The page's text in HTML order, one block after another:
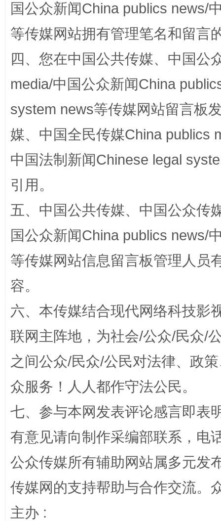
招工难、用工荒背后
网上购药对药下症？
这是一记警钟！
国公众新闻China publics news/
等传媒网站拥有管理笔名和留言
四、您在中国公共传媒、中国公
media/中国公众新闻China
system news等传媒网站留言板
媒、中国全民传媒China publics
中国法制新闻Chinese legal
引用。
五、中国公共传媒、中国公众传
国公众新闻China publics news/
等传媒网站信息留言板管理人员
容。
六、本传媒结合现代网络科技影
联网主阵地，为社会/公众/民众/
之间公众/民众/公民对法律、政
众服务！人人都作守法公民。
七、参与本网发表评论感言即表
有意见请向制作采编部联系，电
公众传媒所有辅助网站属多元发
传媒网的支持帮助与合作交流。
主办 :